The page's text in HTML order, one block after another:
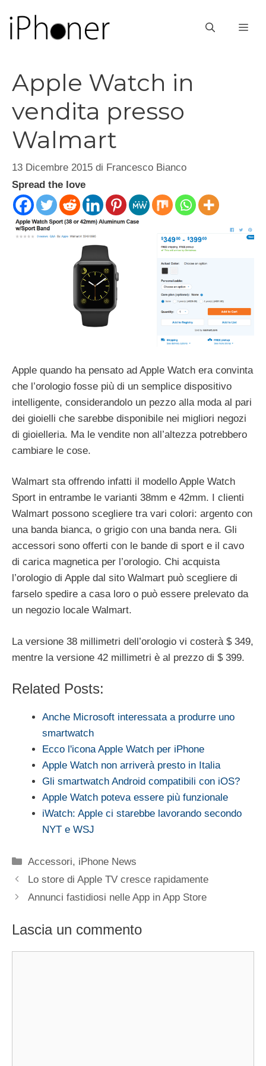
contenuto
Apple Watch in
vendita presso
Walmart
13 Dicembre 2015 di Francesco Bianco
Spread the love
Apple quando ha pensato ad Apple Watch era convinta
che l’orologio fosse più di un semplice dispositivo
intelligente, considerandolo un pezzo alla moda al pari
dei gioielli che sarebbe disponibile nei migliori negozi
di gioielleria. Ma le vendite non all’altezza potrebbero
cambiare le cose.
Walmart sta offrendo infatti il modello Apple Watch
Sport in entrambe le varianti 38mm e 42mm. I clienti
Walmart possono scegliere tra vari colori: argento con
una banda bianca, o grigio con una banda nera. Gli
accessori sono offerti con le bande di sport e il cavo
di carica magnetica per l’orologio. Chi acquista
l’orologio di Apple dal sito Walmart può scegliere di
farselo spedire a casa loro o può essere prelevato da
un negozio locale Walmart.
La versione 38 millimetri dell’orologio vi costerà $ 349,
mentre la versione 42 millimetri è al prezzo di $ 399.
Related Posts:
Anche Microsoft interessata a produrre uno
smartwatch
Ecco l'icona Apple Watch per iPhone
Apple Watch non arriverà presto in Italia
Gli smartwatch Android compatibili con iOS?
Apple Watch poteva essere più funzionale
iWatch: Apple ci starebbe lavorando secondo
NYT e WSJ
Categorie
Accessori, iPhone News
Lo store di Apple TV cresce rapidamente
Annunci fastidiosi nelle App in App Store
Lascia un commento